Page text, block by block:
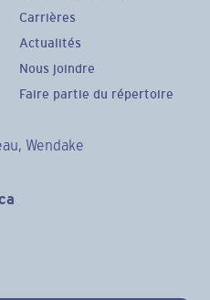
Wendake
Carrières
Actualités
Nous joindre
Faire partie du répertoire